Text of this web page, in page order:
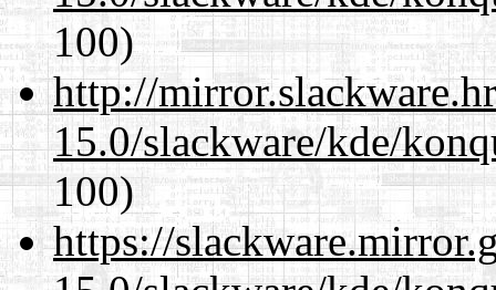
100)
http://
15.0/slackware/kde/
100)
https://